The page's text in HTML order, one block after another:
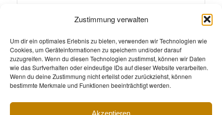
Zustimmung verwalten
Um dir ein optimales Erlebnis zu bieten, verwenden wir Technologien wie
Cookies, um Geräteinformationen zu speichern und/oder darauf
zuzugreifen. Wenn du diesen Technologien zustimmst, können wir Daten
wie das Surfverhalten oder eindeutige IDs auf dieser Website verarbeiten.
Wenn du deine Zustimmung nicht erteilst oder zurückziehst, können
bestimmte Merkmale und Funktionen beeinträchtigt werden.
Akzeptieren
€ 12,00